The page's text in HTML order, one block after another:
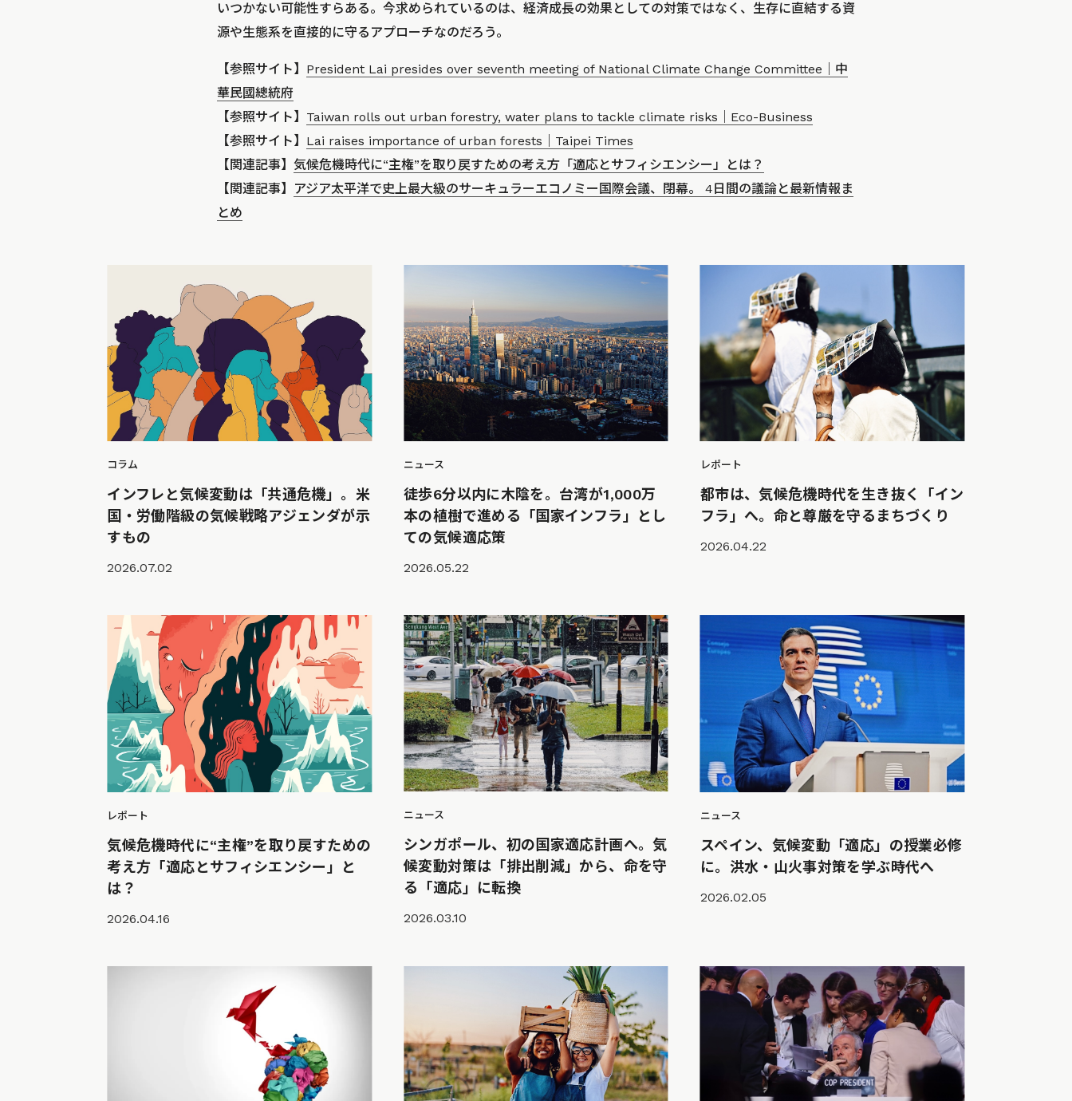
いつかない可能性すらある。今求められているのは、経済成長の効果としての対策ではなく、生存に直結する資
源や生態系を直接的に守るアプローチなのだろう。
【参照サイト】 President Lai presides over seventh meeting of National Climate Change Committee｜中
華民國總統府
【参照サイト】 Taiwan rolls out urban forestry, water plans to tackle climate risks｜Eco-Business
【参照サイト】 Lai raises importance of urban forests｜Taipei Times
【関連記事】 気候危機時代に“主権”を取り戻すための考え方「適応とサフィシエンシー」とは？
【関連記事】
アジア太平洋で史上最大級のサーキュラーエコノミー国際会議、閉幕。 4日間の議論と最新情報ま
とめ
コラム
インフレと気候変動は「共通危機」。米
国・労働階級の気候戦略アジェンダが示
すもの
2026.07.02
ニュース
徒歩6分以内に木陰を。台湾が1,000万
本の植樹で進める「国家インフラ」とし
ての気候適応策
2026.05.22
レポート
都市は、気候危機時代を生き抜く「イン
フラ」へ。命と尊厳を守るまちづくり
2026.04.22
レポート
気候危機時代に“主権”を取り戻すための
考え方「適応とサフィシエンシー」と
は？
2026.04.16
ニュース
シンガポール、初の国家適応計画へ。気
候変動対策は「排出削減」から、命を守
る「適応」に転換
2026.03.10
ニュース
スペイン、気候変動「適応」の授業必修
に。洪水・山火事対策を学ぶ時代へ
2026.02.05